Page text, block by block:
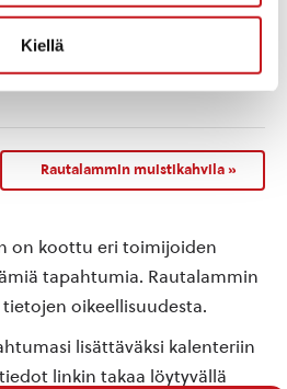
Kiellä
Rautalammin muistikahvila»
on koottu eri toimijoiden
tapahtumia. Rautalammin
oikeellisuudesta.
lisättäväksi kalenteriin
linkin takaa löytyvällä